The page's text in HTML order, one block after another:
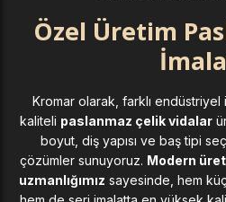
Özel Üretim
Kromar olarak, farklı
kaliteli paslanmaz çelik vidalar
boyut, diş yapısı ve baş tipi
çözümler sunuyoruz. Modern
uzmanlığımız sayesinde, hem